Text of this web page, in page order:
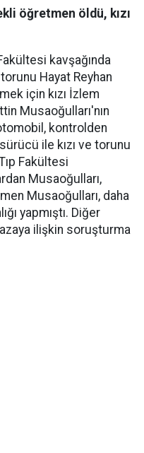
öğretmen öldü, kızı
kavşağında
Hayat Reyhan
için kızı İzlem
Musaoğulları'nın
kontrolden
ile kızı ve torunu
Fakültesi
Musaoğulları,
Musaoğulları, daha
yapmıştı. Diğer
ilişkin soruşturma